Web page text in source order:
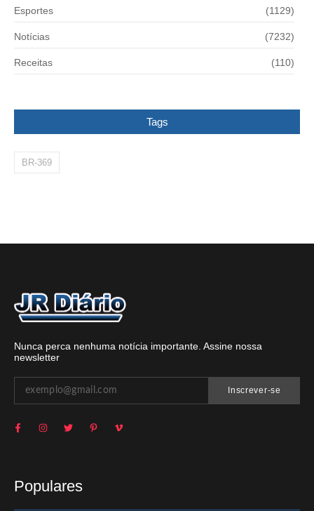
Esportes (1129)
Notícias (7232)
Receitas (110)
Tags
BR-369
Nunca perca nenhuma notícia importante. Assine nossa
newsletter
Inscrever-se
Populares